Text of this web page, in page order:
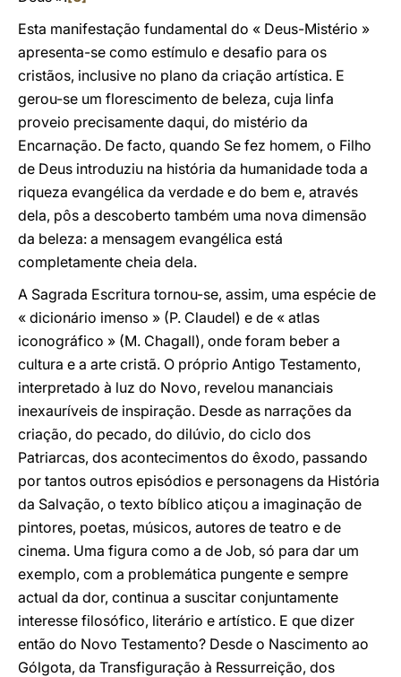
Esta manifestação fundamental do « Deus-Mistério »
apresenta-se como estímulo e desafio para os
cristãos, inclusive no plano da criação artística. E
gerou-se um florescimento de beleza, cuja linfa
proveio precisamente daqui, do mistério da
Encarnação. De facto, quando Se fez homem, o Filho
de Deus introduziu na história da humanidade toda a
riqueza evangélica da verdade e do bem e, através
dela, pôs a descoberto também uma nova dimensão
da beleza: a mensagem evangélica está
completamente cheia dela.
A Sagrada Escritura tornou-se, assim, uma espécie de
« dicionário imenso » (P. Claudel) e de « atlas
iconográfico » (M. Chagall), onde foram beber a
cultura e a arte cristã. O próprio Antigo Testamento,
interpretado à luz do Novo, revelou mananciais
inexauríveis de inspiração. Desde as narrações da
criação, do pecado, do dilúvio, do ciclo dos
Patriarcas, dos acontecimentos do êxodo, passando
por tantos outros episódios e personagens da História
da Salvação, o texto bíblico atiçou a imaginação de
pintores, poetas, músicos, autores de teatro e de
cinema. Uma figura como a de Job, só para dar um
exemplo, com a problemática pungente e sempre
actual da dor, continua a suscitar conjuntamente
interesse filosófico, literário e artístico. E que dizer
então do Novo Testamento? Desde o Nascimento ao
Gólgota, da Transfiguração à Ressurreição, dos